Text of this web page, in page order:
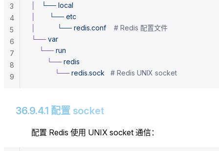
   └──
local
       └──
etc
           └──
redis.conf
    # Redis 配置文件
└── var
    └──
run
        └──
redis
            └──
redis.sock
   # Redis UNIX socket
3
4
5
6
7
8
9
36.9.4.1 配置 socket
配置 Redis 使用 UNIX socket 通信：